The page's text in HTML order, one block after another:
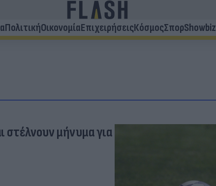
ΠολιτικήΟικονομίαΕπιχειρήσειςΚόσμοςΣπορShowbiz
στέλνουν μήνυμα για